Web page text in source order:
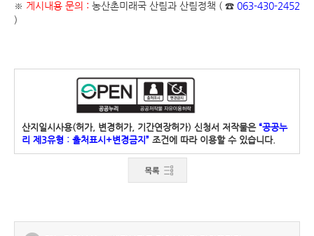
※ 게시내용 문의 : 농산촌미래국 산림과 산림정책 ( ☎ 063-430-2452
)
산지일시사용(허가, 변경허가, 기간연장허가) 신청서 저작물은 “공공누
리 제3유형 : 출처표시+변경금지” 조건에 따라 이용할 수 있습니다.